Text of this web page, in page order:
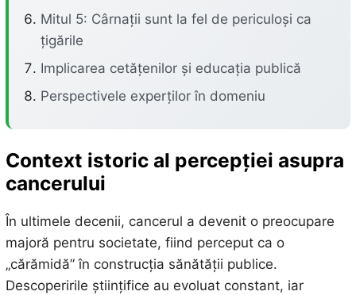
Mitul 5: Cârnații sunt la fel de periculoși ca
țigările
Implicarea cetățenilor și educația publică
Perspectivele experților în domeniu
Context istoric al percepției asupra
cancerului
În ultimele decenii, cancerul a devenit o preocupare
majoră pentru societate, fiind perceput ca o
„cărămidă” în construcția sănătății publice.
Descoperirile științifice au evoluat constant, iar